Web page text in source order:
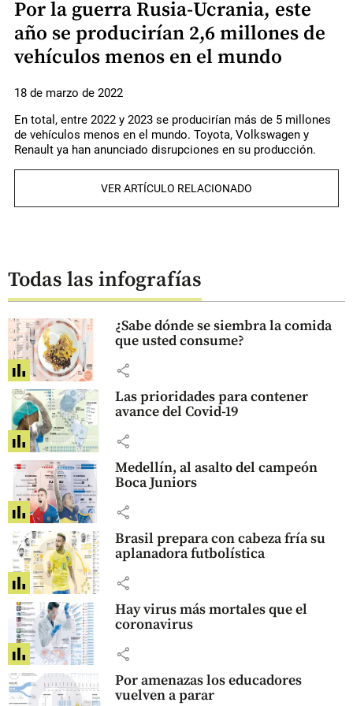
Por la guerra Rusia-Ucrania, este
año se producirían 2,6 millones de
vehículos menos en el mundo
18 de marzo de 2022
En total, entre 2022 y 2023 se producirían más de 5 millones
de vehículos menos en el mundo. Toyota, Volkswagen y
Renault ya han anunciado disrupciones en su producción.
VER ARTÍCULO RELACIONADO
Todas las infografías
¿Sabe dónde se siembra la comida
que usted consume?
share
Las prioridades para contener
avance del Covid-19
share
Medellín, al asalto del campeón
Boca Juniors
share
Brasil prepara con cabeza fría su
aplanadora futbolística
share
Hay virus más mortales que el
coronavirus
share
Por amenazas los educadores
vuelven a parar